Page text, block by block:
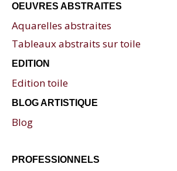
OEUVRES ABSTRAITES
Aquarelles abstraites
Tableaux abstraits sur toile
EDITION
Edition toile
BLOG ARTISTIQUE
Blog
PROFESSIONNELS